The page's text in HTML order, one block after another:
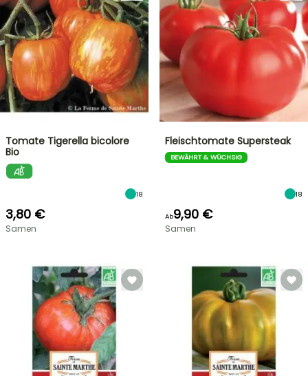
Tomate Tigerella bicolore
Bio
18
3,80 €
Samen
Fleischtomate Supersteak
BEWÄHRT & WÜCHSIG
18
Ab9,90 €
Samen